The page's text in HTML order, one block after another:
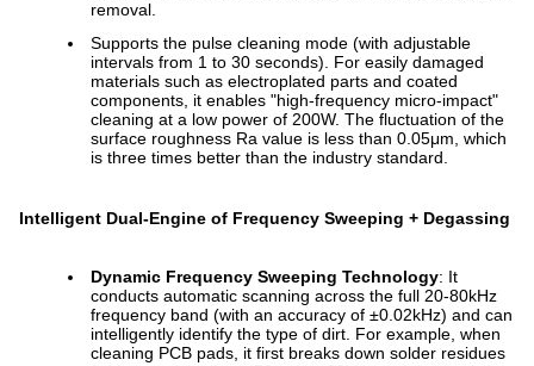
removal.
Supports the pulse cleaning mode (with adjustable
intervals from 1 to 30 seconds). For easily damaged
materials such as electroplated parts and coated
components, it enables "high-frequency micro-impact"
cleaning at a low power of 200W. The fluctuation of the
surface roughness Ra value is less than 0.05μm, which
is three times better than the industry standard.
Intelligent Dual-Engine of Frequency Sweeping + Degassing
Dynamic Frequency Sweeping Technology: It
conducts automatic scanning across the full 20-80kHz
frequency band (with an accuracy of ±0.02kHz) and can
intelligently identify the type of dirt. For example, when
cleaning PCB pads, it first breaks down solder residues